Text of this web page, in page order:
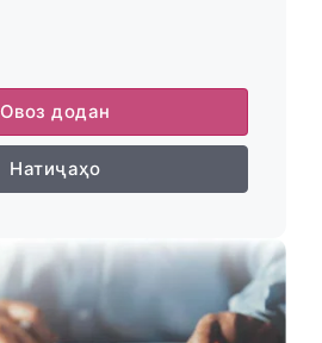
Овоз додан
Натиҷаҳо